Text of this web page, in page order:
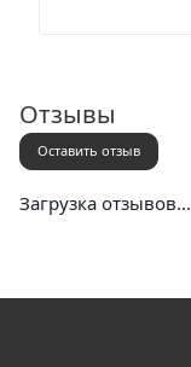
Отзывы
Оставить отзыв
Загрузка отзывов...